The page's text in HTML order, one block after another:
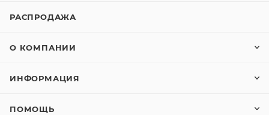
РАСПРОДАЖА
О КОМПАНИИ
ИНФОРМАЦИЯ
ПОМОЩЬ